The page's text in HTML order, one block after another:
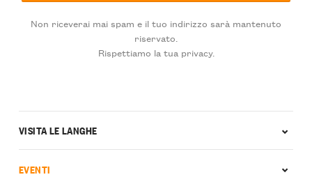
Non riceverai mai spam e il tuo indirizzo sarà mantenuto
riservato.
Rispettiamo la tua privacy.
VISITA LE LANGHE
EVENTI